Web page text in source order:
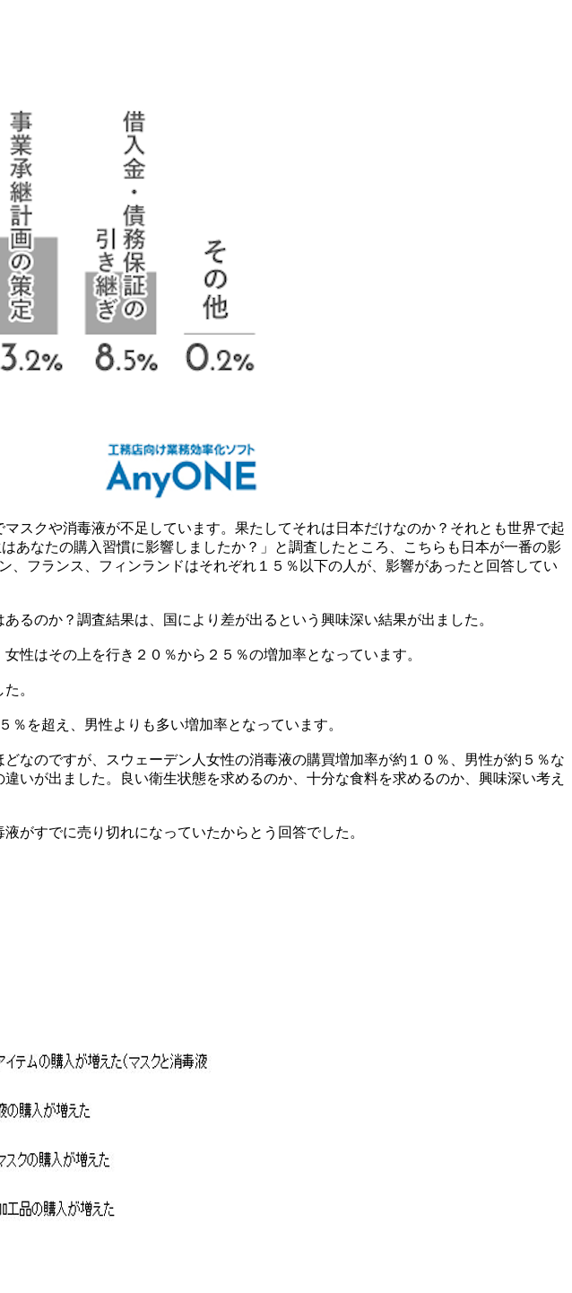
スクや消毒液が不足しています。果たしてそれは日本だけなのか？それとも世界で起
あなたの購入習慣に影響しましたか？」と調査したところ、こちらも日本が一番の影
フランス、フィンランドはそれぞれ１５％以下の人が、影響があったと回答してい
るのか？調査結果は、国により差が出るという興味深い結果が出ました。
性はその上を行き２０％から２５％の増加率となっています。
。
を超え、男性よりも多い増加率となっています。
のですが、スウェーデン人女性の消毒液の購買増加率が約１０％、男性が約５％な
いが出ました。良い衛生状態を求めるのか、十分な食料を求めるのか、興味深い考え
がすでに売り切れになっていたからとう回答でした。